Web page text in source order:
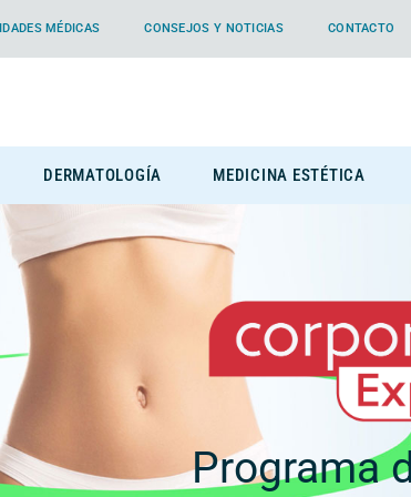
MÉDICAS CONSEJOS Y NOTICIAS CONTACTO
DERMATOLOGÍA MEDICINA ESTÉTICA
Programa